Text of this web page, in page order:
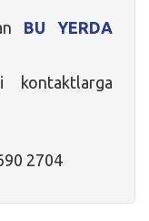
BU YERDA
kontaktlarga
2704